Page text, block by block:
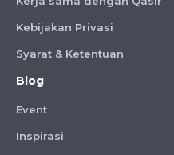
Kebijakan Privasi
Syarat & Ketentuan
Blog
Event
Inspirasi